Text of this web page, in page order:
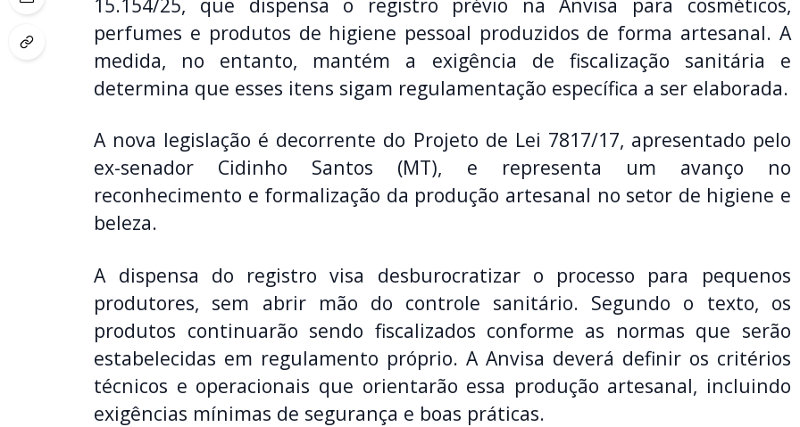
perfumes e produtos de higiene pessoal produzidos de forma artesanal. A
medida, no entanto, mantém a exigência de fiscalização sanitária e
determina que esses itens sigam regulamentação específica a ser elaborada.
A nova legislação é decorrente do Projeto de Lei 7817/17, apresentado pelo
ex-senador Cidinho Santos (MT), e representa um avanço no
reconhecimento e formalização da produção artesanal no setor de higiene e
beleza.
A dispensa do registro visa desburocratizar o processo para pequenos
produtores, sem abrir mão do controle sanitário. Segundo o texto, os
produtos continuarão sendo fiscalizados conforme as normas que serão
estabelecidas em regulamento próprio. A Anvisa deverá definir os critérios
técnicos e operacionais que orientarão essa produção artesanal, incluindo
exigências mínimas de segurança e boas práticas.